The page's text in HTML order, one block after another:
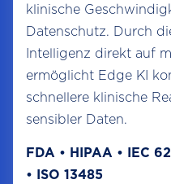
klinische
Datenschutz. Durch
Intelligenz direkt auf
ermöglicht Edge KI
schnellere klinische
sensibler Daten.
FDA • HIPAA • IEC
• ISO 13485